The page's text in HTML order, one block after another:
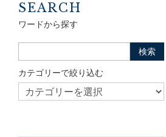
SEARCH
ワードから探す
カテゴリーで絞り込む